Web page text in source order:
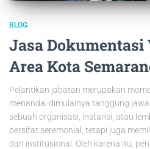
BLOG
Jasa Dokumentasi
Area Kota
Pelantikan jabatan merupakan
menandai dimulainya tanggung
sebuah organisasi, instansi, atau
bersifat seremonial, tetapi juga
dan institusional. Oleh karena itu,